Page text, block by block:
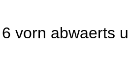
abwaerts